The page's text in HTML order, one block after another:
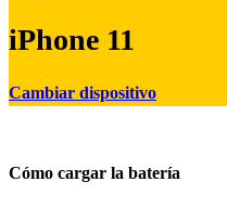
iPhone 11
Cambiar dispositivo
Cómo cargar la batería